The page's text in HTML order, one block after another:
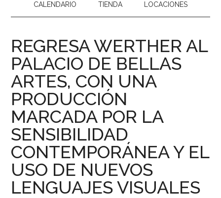
CALENDARIO TIENDA LOCACIONES
REGRESA WERTHER AL
PALACIO DE BELLAS
ARTES, CON UNA
PRODUCCIÓN
MARCADA POR LA
SENSIBILIDAD
CONTEMPORÁNEA Y EL
USO DE NUEVOS
LENGUAJES VISUALES